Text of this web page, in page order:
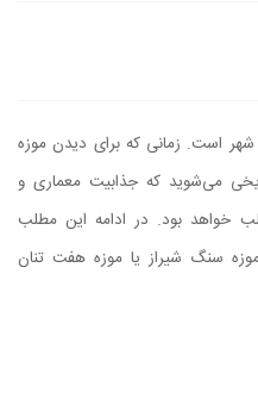
است. زمانی که برای دیدن موزه
می‌شوید که جذابیت معماری و
خواهد بود. در ادامه این مطلب
سنگ شیراز یا موزه هفت تنان